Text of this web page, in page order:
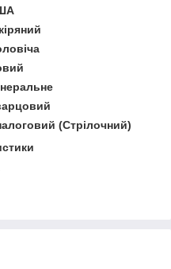
(Стрілочний)